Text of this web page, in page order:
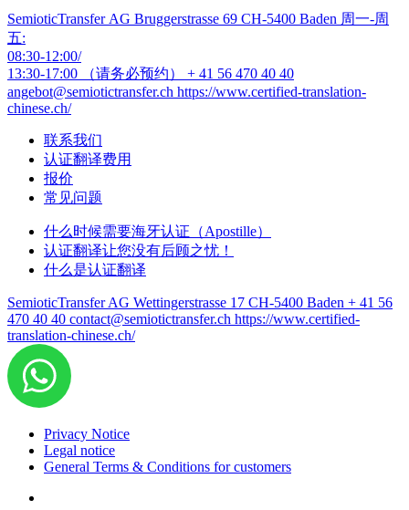
SemioticTransfer AG Bruggerstrasse 69 CH-5400 Baden 周一-周
五:
08:30-12:00/
13:30-17:00 （请务必预约） + 41 56 470 40 40
angebot@semiotictransfer.ch https://www.certified-translation-
chinese.ch/
联系我们
认证翻译费用
报价
常见问题
什么时候需要海牙认证（Apostille）
认证翻译让您没有后顾之忧！
什么是认证翻译
SemioticTransfer AG Wettingerstrasse 17 CH-5400 Baden + 41 56
470 40 40 contact@semiotictransfer.ch https://www.certified-
translation-chinese.ch/
Privacy Notice
Legal notice
General Terms & Conditions for customers